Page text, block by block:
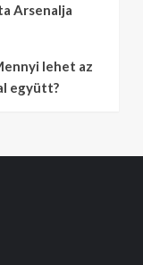
Arsenalja
lehet az
együtt?